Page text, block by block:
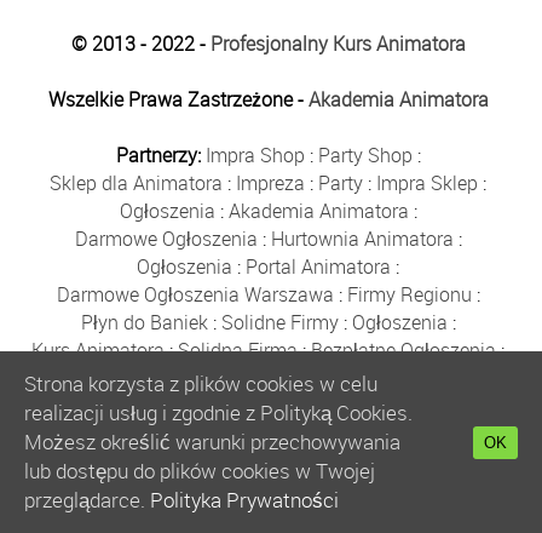
© 2013 - 2022 - Profesjonalny Kurs Animatora
Wszelkie Prawa Zastrzeżone -Akademia Animatora
Partnerzy: Impra Shop : Party Shop :
Sklep dla Animatora : Impreza : Party : Impra Sklep :
Ogłoszenia :Akademia Animatora :
Darmowe Ogłoszenia : Hurtownia Animatora :
Ogłoszenia : Portal Animatora :
Darmowe Ogłoszenia Warszawa : Firmy Regionu :
Płyn do Baniek: Solidne Firmy: Ogłoszenia :
Kurs Animatora:Solidna Firma:Bezpłatne Ogłoszenia:
Animator Czasu Wolnego:
Bezpłatne Ogłoszenia Warszawa:sklep animatora
Bańki Mydlane:Bezpłatne Ogłoszenia
Szkolenie Animatorów:Kurs Animatora
:
Kurs Animatora Warszawa :Rumia
Kurs Animatora Poznań:
Strona korzysta z plików cookies w celu
realizacji usług i zgodnie z Polityką Cookies.
Możesz określić warunki przechowywania
lub dostępu do plików cookies w Twojej
przeglądarce. Polityka Prywatności
OK